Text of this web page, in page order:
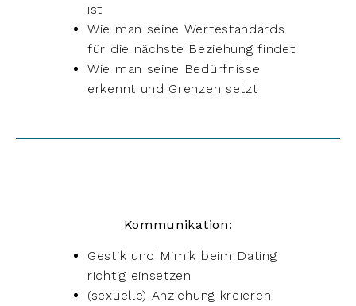
ist
Wie man seine Wertestandards
für die nächste Beziehung findet
Wie man seine Bedürfnisse
erkennt und Grenzen setzt
Kommunikation:
Gestik und Mimik beim Dating
richtig einsetzen
(sexuelle) Anziehung kreieren